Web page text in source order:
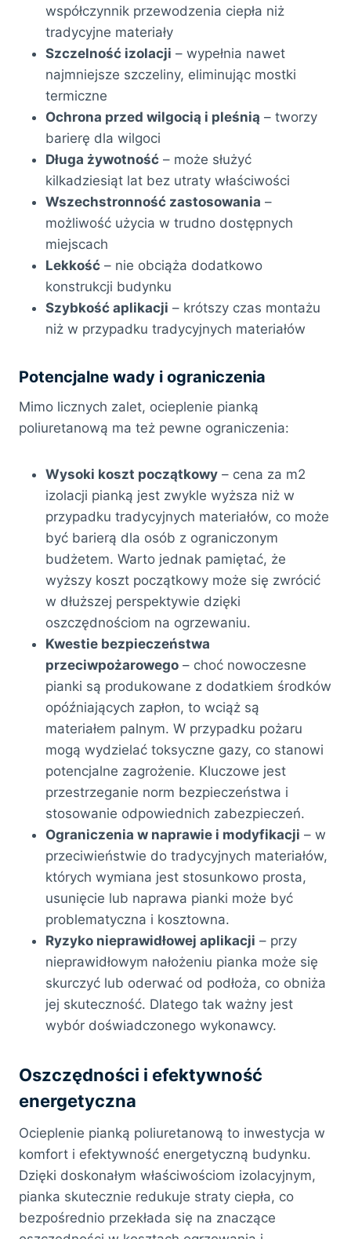
współczynnik przewodzenia ciepła niż
tradycyjne materiały
Szczelność izolacji – wypełnia nawet
najmniejsze szczeliny, eliminując mostki
termiczne
Ochrona przed wilgocią i pleśnią – tworzy
barierę dla wilgoci
Długa żywotność – może służyć
kilkadziesiąt lat bez utraty właściwości
Wszechstronność zastosowania –
możliwość użycia w trudno dostępnych
miejscach
Lekkość – nie obciąża dodatkowo
konstrukcji budynku
Szybkość aplikacji – krótszy czas montażu
niż w przypadku tradycyjnych materiałów
Potencjalne wady i ograniczenia
Mimo licznych zalet, ocieplenie pianką
poliuretanową ma też pewne ograniczenia:
Wysoki koszt początkowy – cena za m2
izolacji pianką jest zwykle wyższa niż w
przypadku tradycyjnych materiałów, co może
być barierą dla osób z ograniczonym
budżetem. Warto jednak pamiętać, że
wyższy koszt początkowy może się zwrócić
w dłuższej perspektywie dzięki
oszczędnościom na ogrzewaniu.
Kwestie bezpieczeństwa
przeciwpożarowego – choć nowoczesne
pianki są produkowane z dodatkiem środków
opóźniających zapłon, to wciąż są
materiałem palnym. W przypadku pożaru
mogą wydzielać toksyczne gazy, co stanowi
potencjalne zagrożenie. Kluczowe jest
przestrzeganie norm bezpieczeństwa i
stosowanie odpowiednich zabezpieczeń.
Ograniczenia w naprawie i modyfikacji – w
przeciwieństwie do tradycyjnych materiałów,
których wymiana jest stosunkowo prosta,
usunięcie lub naprawa pianki może być
problematyczna i kosztowna.
Ryzyko nieprawidłowej aplikacji – przy
nieprawidłowym nałożeniu pianka może się
skurczyć lub oderwać od podłoża, co obniża
jej skuteczność. Dlatego tak ważny jest
wybór doświadczonego wykonawcy.
Oszczędności i efektywność
energetyczna
Ocieplenie pianką poliuretanową to inwestycja w
komfort i efektywność energetyczną budynku.
Dzięki doskonałym właściwościom izolacyjnym,
pianka skutecznie redukuje straty ciepła, co
bezpośrednio przekłada się na znaczące